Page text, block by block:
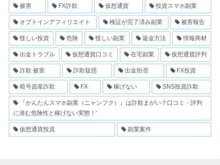
被害 FX詐欺 仮想通貨 投資スマホ副業
オプトインアフィリエイト 検証が完了済み副業 被害報告
怪しい投資 危険 怪しい副業 返金方法 情報商材
出金トラブル 仮想通貨口コミ 在宅副業 仮想通貨評判
詐欺 被害 詐欺疑惑 出金拒否 FX投資
暗号資産詐欺 FX 稼げない SNS投資詐欺
『かんたんスマホ副業（ニャンフク）』は詐欺まがい？口コミ・評判
に潜む危険性と稼げない実態！'
仮想通貨投資 副業案件